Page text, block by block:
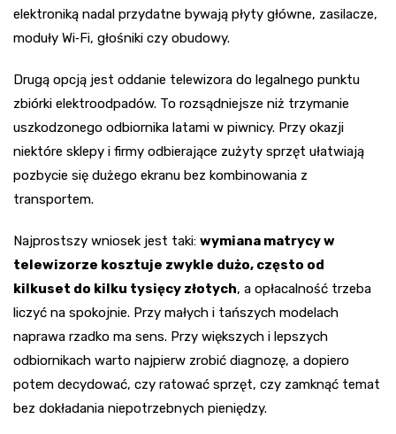
elektroniką nadal przydatne bywają płyty główne, zasilacze,
moduły Wi‑Fi, głośniki czy obudowy.
Drugą opcją jest oddanie telewizora do legalnego punktu
zbiórki elektroodpadów. To rozsądniejsze niż trzymanie
uszkodzonego odbiornika latami w piwnicy. Przy okazji
niektóre sklepy i firmy odbierające zużyty sprzęt ułatwiają
pozbycie się dużego ekranu bez kombinowania z
transportem.
Najprostszy wniosek jest taki: wymiana matrycy w
telewizorze kosztuje zwykle dużo, często od
kilkuset do kilku tysięcy złotych, a opłacalność trzeba
liczyć na spokojnie. Przy małych i tańszych modelach
naprawa rzadko ma sens. Przy większych i lepszych
odbiornikach warto najpierw zrobić diagnozę, a dopiero
potem decydować, czy ratować sprzęt, czy zamknąć temat
bez dokładania niepotrzebnych pieniędzy.